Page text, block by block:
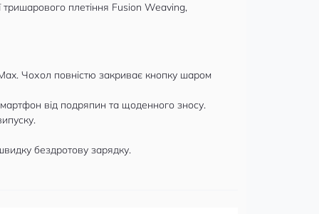
тришарового плетіння Fusion Weaving,
Чохол повністю закриває кнопку шаром
від подряпин та щоденного зносу.
бездротову зарядку.